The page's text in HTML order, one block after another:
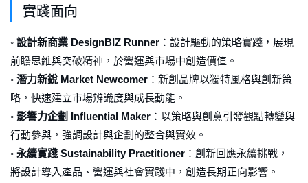
實踐面向
◦ 設計新商業 DesignBIZ Runner ：設計驅動的策略實踐，展現
前瞻思維與突破精神，於營運與市場中創造價值。
◦ 潛力新銳 Market Newcomer ：新創品牌以獨特風格與創新策
略，快速建立市場辨識度與成長動能。
◦ 影響力企劃 Influential Maker ：以策略與創意引發觀點轉變與
行動參與，強調設計與企劃的整合與實效。
◦ 永續實踐 Sustainability Practitioner ：創新回應永續挑戰，
將設計導入產品、營運與社會實踐中，創造長期正向影響。